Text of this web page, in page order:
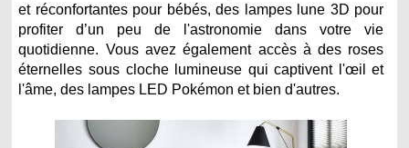
et réconfortantes pour bébés, des lampes lune 3D pour
profiter d’un peu de l'astronomie dans votre vie
quotidienne. Vous avez également accès à des roses
éternelles sous cloche lumineuse qui captivent l'œil et
l'âme, des lampes LED Pokémon et bien d'autres.